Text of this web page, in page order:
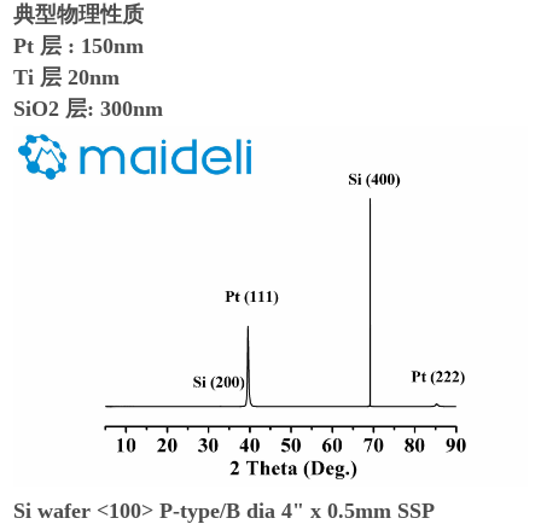
典型物理性质
Pt 层 : 150nm
Ti 层 20nm
SiO2 层: 300nm
Si wafer <100> P-type/B dia 4" x 0.5mm SSP